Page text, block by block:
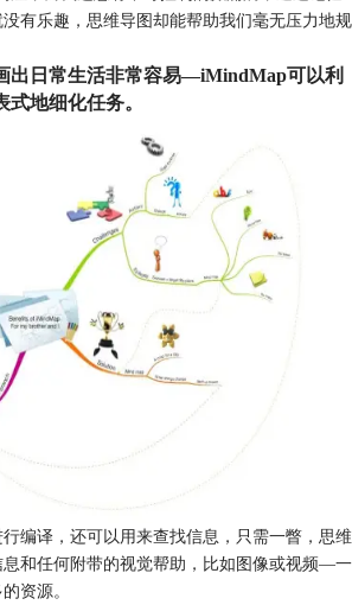
有乐趣，思维导图却能帮助我们毫无压力地规
出日常生活非常容易—iMindMap可以利
地细化任务。
编译，还可以用来查找信息，只需一瞥，思维
和任何附带的视觉帮助，比如图像或视频—一
资源。